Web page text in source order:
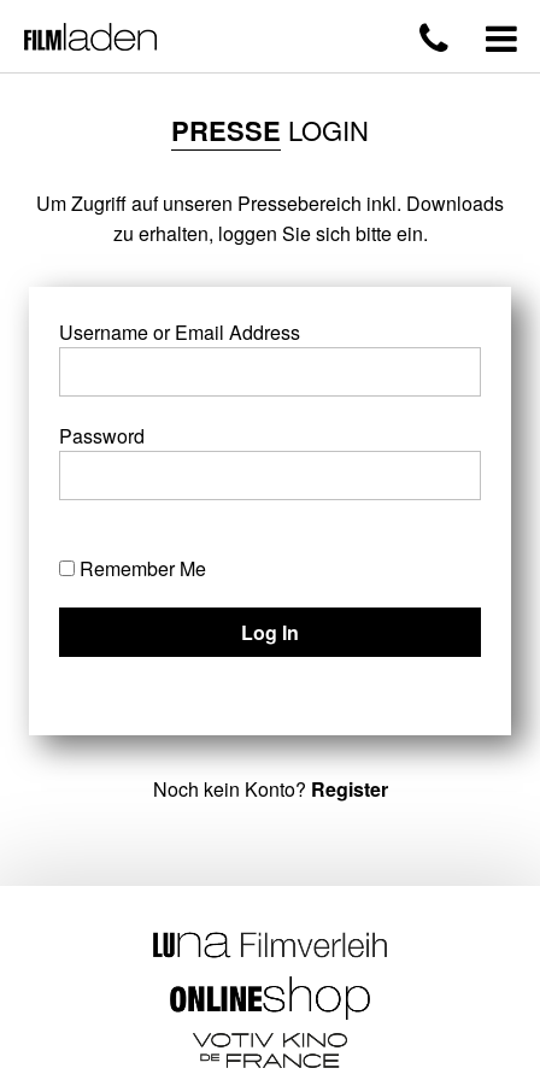
PRESSE LOGIN
Um Zugriff auf unseren Pressebereich inkl. Downloads
zu erhalten, loggen Sie sich bitte ein.
Username or Email Address
Password
Remember Me
Noch kein Konto? Register